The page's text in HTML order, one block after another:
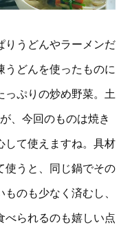
りうどんやラーメンだ
うどんを使ったものに
っぷりの炒め野菜。土
、今回のものは焼き
して使えますね。具材
使うと、同じ鍋でその
のも少なく済むし、
べられるのも嬉しい点